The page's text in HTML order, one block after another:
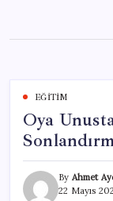
content
EĞITIM
Oya
By Ahmet
22 Mayıs